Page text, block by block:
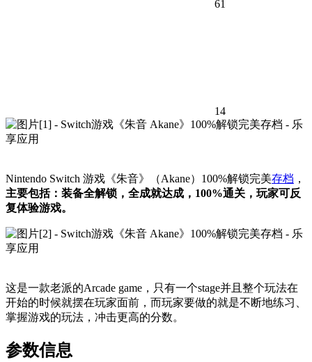
61
14
Nintendo Switch 游戏《朱音》（Akane）100%解锁完美存档 ，
主要包括：装备全解锁，全成就达成，100%通关，玩家可反
复体验游戏。
这是一款老派的Arcade game，只有一个stage并且整个玩法在
开始的时候就摆在玩家面前，而玩家要做的就是不断地练习、
掌握游戏的玩法，冲击更高的分数。
参数信息